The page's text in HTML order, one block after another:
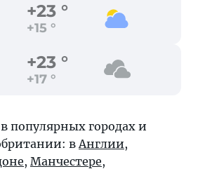
+23 °
+15 °
+23 °
+17 °
популярных городах и
вАнглии,
, Манчестере,